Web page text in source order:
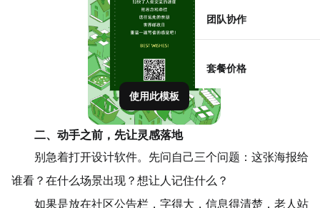
团队协作
套餐价格
使用此模板
二、动手之前，先让灵感落地
别急着打开设计软件。先问自己三个问题：这张海报给
谁看？在什么场景出现？想让人记住什么？
如果是放在社区公告栏，字得大，信息得清楚，老人站